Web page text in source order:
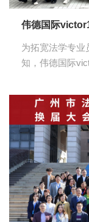
伟德国际
为拓宽法学专业
知，伟德国际
港大学，师生参
围绕“法商融合
了解律师就业方
们现场旁听法庭聆讯，
顺利开展，让同
对香港法律文化
学习积累了经验